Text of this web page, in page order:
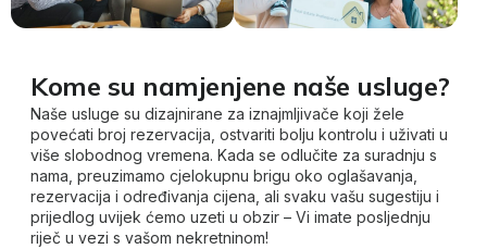
Kome su namjenjene naše usluge?
Naše usluge su dizajnirane za iznajmljivače koji žele
povećati broj rezervacija, ostvariti bolju kontrolu i uživati u
više slobodnog vremena. Kada se odlučite za suradnju s
nama, preuzimamo cjelokupnu brigu oko oglašavanja,
rezervacija i određivanja cijena, ali svaku vašu sugestiju i
prijedlog uvijek ćemo uzeti u obzir – Vi imate posljednju
riječ u vezi s vašom nekretninom!